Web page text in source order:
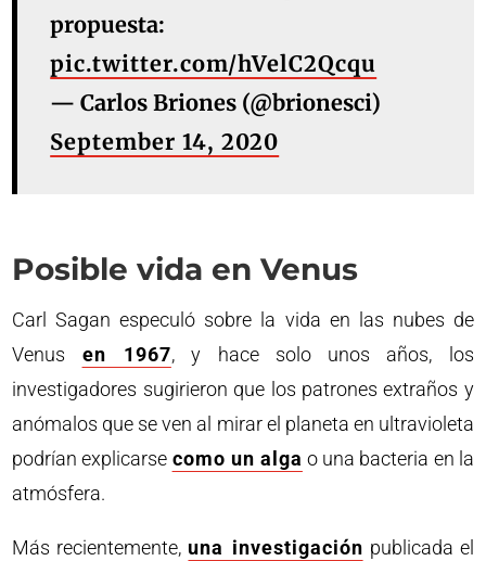
propuesta:
pic.twitter.com/hVelC2Qcqu
— Carlos Briones (@brionesci)
September 14, 2020
Posible vida en Venus
Carl Sagan especuló sobre la vida en las nubes de
Venus en 1967, y hace solo unos años, los
investigadores sugirieron que los patrones extraños y
anómalos que se ven al mirar el planeta en ultravioleta
podrían explicarse como un alga o una bacteria en la
atmósfera.
Más recientemente, una investigación publicada el